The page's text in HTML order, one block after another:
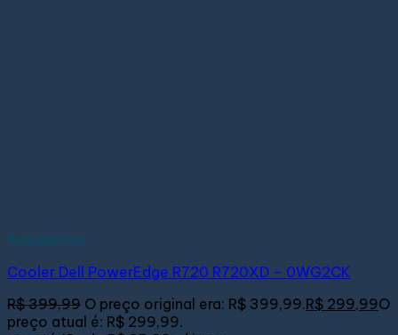
Acessórios
Cooler Dell PowerEdge R720 R720XD – 0WG2CK
R$399,99 O preço original era: R$ 399,99.R$ 299,99O
preço atual é: R$ 299,99.